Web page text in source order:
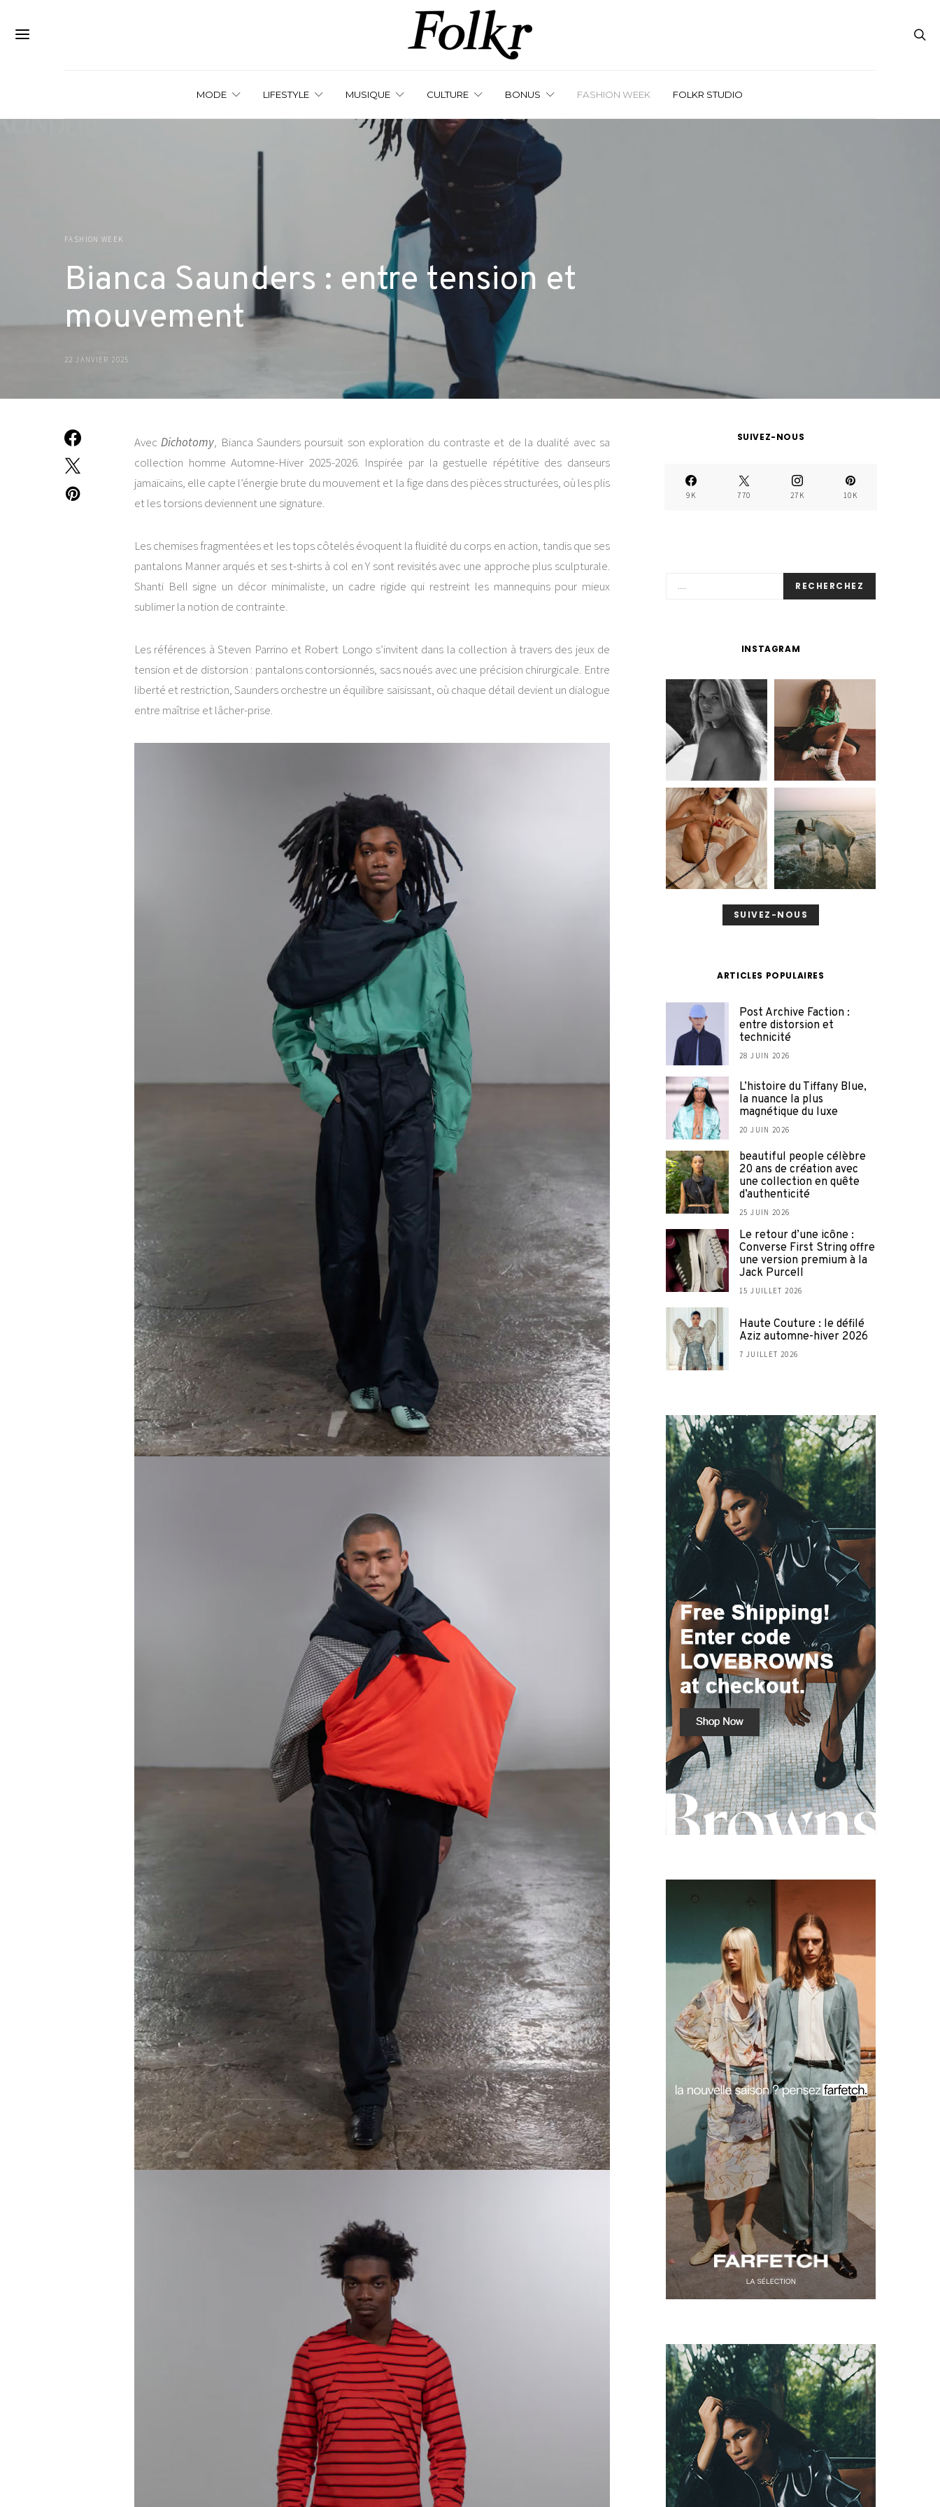
MODE LIFESTYLE MUSIQUE CULTURE BONUS FASHION WEEK FOLKR STUDIO
FASHION WEEK
Bianca Saunders : entre tension et
mouvement
22 JANVIER 2025
AvecDichotomy, Bianca Saunders poursuit son exploration du contraste et de la dualité avec sa
collection homme Automne-Hiver 2025-2026. Inspirée par la gestuelle répétitive des danseurs
jamaïcains, elle capte l’énergie brute du mouvement et la fige dans des pièces structurées, où les plis
et les torsions deviennent une signature.
Les chemises fragmentées et les tops côtelés évoquent la fluidité du corps en action, tandis que ses
pantalons Manner arqués et ses t-shirts à col en Y sont revisités avec une approche plus sculpturale.
Shanti Bell signe un décor minimaliste, un cadre rigide qui restreint les mannequins pour mieux
sublimer la notion de contrainte.
Les références à Steven Parrino et Robert Longo s’invitent dans la collection à travers des jeux de
tension et de distorsion : pantalons contorsionnés, sacs noués avec une précision chirurgicale. Entre
liberté et restriction, Saunders orchestre un équilibre saisissant, où chaque détail devient un dialogue
entre maîtrise et lâcher-prise.
SUIVEZ-NOUS
9K 770 27K 10K
RECHERCHEZ
INSTAGRAM
SUIVEZ-NOUS
ARTICLES POPULAIRES
Post Archive Faction :
entre distorsion et
technicité
28 JUIN 2026
L’histoire du Tiffany Blue,
la nuance la plus
magnétique du luxe
20 JUIN 2026
beautiful people célèbre
20 ans de création avec
une collection en quête
d’authenticité
25 JUIN 2026
Le retour d’une icône :
Converse First String offre
une version premium à la
Jack Purcell
15 JUILLET 2026
Haute Couture : le défilé
Aziz automne-hiver 2026
7 JUILLET 2026